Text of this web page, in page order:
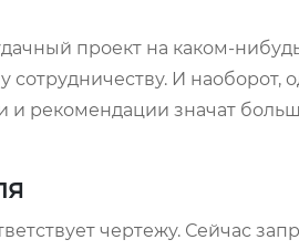
проект на каком-
И наоборот,
и рекомендации значат
чертежу. Сейчас